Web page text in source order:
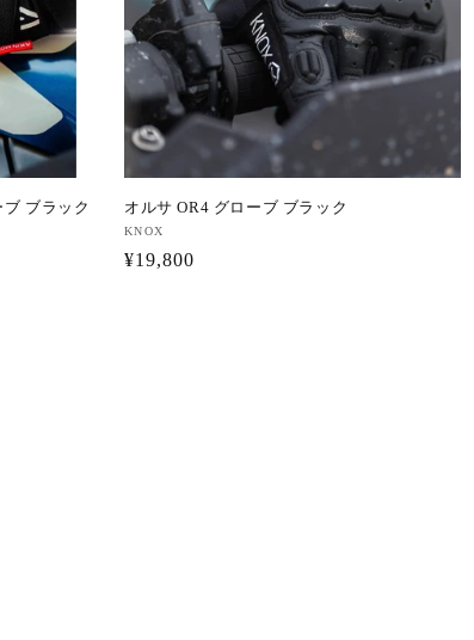
ブラック オルサ OR4 グローブ ブラック
販
売
KNOX
通
¥19,800